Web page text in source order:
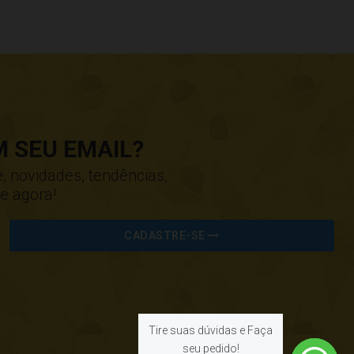
SEU EMAIL?
novidades, tendências,
agora!
CADASTRE-SE
Tire suas dúvidas e Faça
seu pedido!